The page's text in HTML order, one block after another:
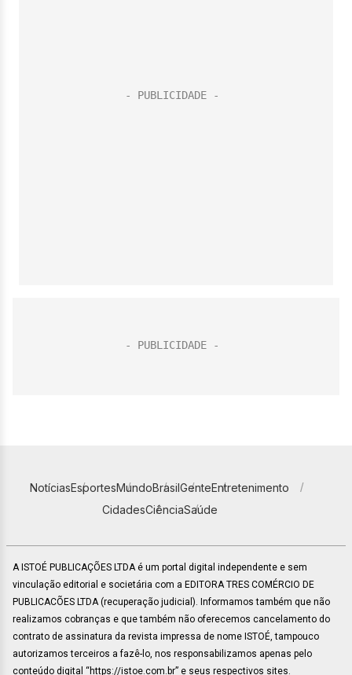
NotíciasEsportesMundoBrasilGenteEntretenimento
CidadesCiênciaSaúde
A ISTOÉ PUBLICAÇÕES LTDA é um portal digital independente e sem
vinculação editorial e societária com a EDITORA TRES COMÉRCIO DE
PUBLICACÕES LTDA (recuperação judicial). Informamos também que não
realizamos cobranças e que também não oferecemos cancelamento do
contrato de assinatura da revista impressa de nome ISTOÉ, tampouco
autorizamos terceiros a fazê-lo, nos responsabilizamos apenas pelo
conteúdo digital “https://istoe.com.br” e seus respectivos sites.